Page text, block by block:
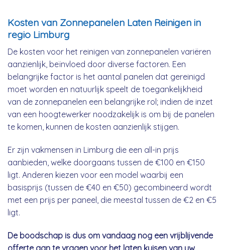
Kosten van Zonnepanelen Laten Reinigen in
regio Limburg
De kosten voor het reinigen van zonnepanelen variëren
aanzienlijk, beïnvloed door diverse factoren. Een
belangrijke factor is het aantal panelen dat gereinigd
moet worden en natuurlijk speelt de toegankelijkheid
van de zonnepanelen een belangrijke rol; indien de inzet
van een hoogtewerker noodzakelijk is om bij de panelen
te komen, kunnen de kosten aanzienlijk stijgen.
Er zijn vakmensen in Limburg die een all-in prijs
aanbieden, welke doorgaans tussen de €100 en €150
ligt. Anderen kiezen voor een model waarbij een
basisprijs (tussen de €40 en €50) gecombineerd wordt
met een prijs per paneel, die meestal tussen de €2 en €5
ligt.
De boodschap is dus om vandaag nog een vrijblijvende
offerte aan te vragen voor het laten kuisen van uw